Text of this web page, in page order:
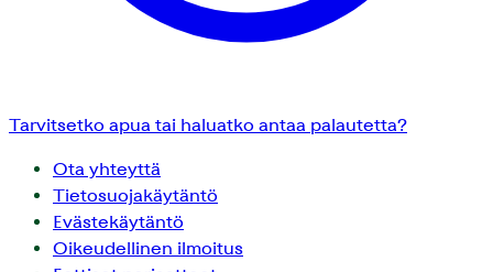
Tarvitsetko apua tai haluatko antaa palautetta?
Ota yhteyttä
Tietosuojakäytäntö
Evästekäytäntö
Oikeudellinen ilmoitus